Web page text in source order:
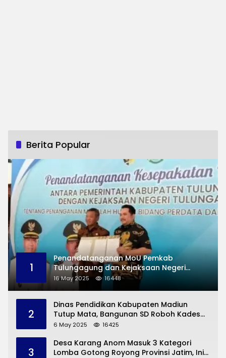
Berita Popular
1
Penandatanganan MoU Pemkab
Tulungagung dan Kejaksaan Negeri
Permasalahan Hukum
16 May 2025 16448
2
Dinas Pendidikan Kabupaten Madiun
Tutup Mata, Bangunan SD Roboh Kades
Dermorejo Bangun Pakai Dana Pribadi
6 May 2025 16425
3
Desa Karang Anom Masuk 3 Kategori
Lomba Gotong Royong Provinsi Jatim, Ini